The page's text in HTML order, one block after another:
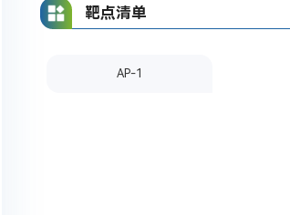
靶点清单
AP-1